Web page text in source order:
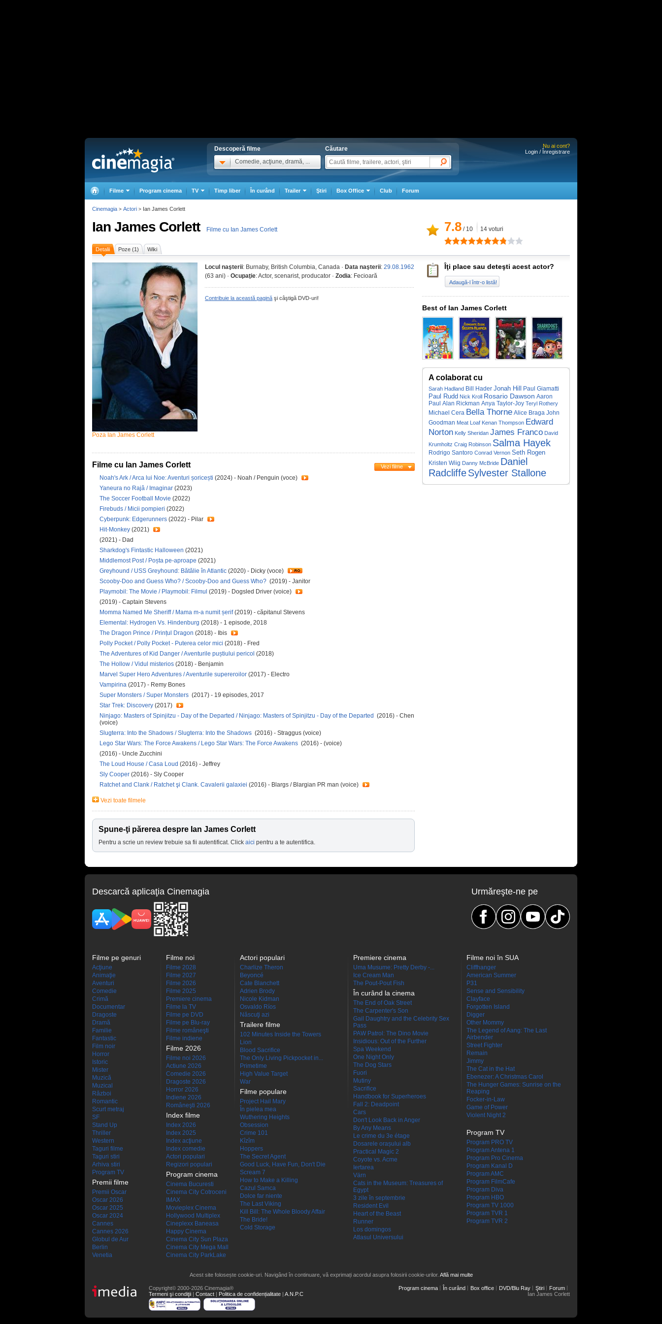
Descoperă filme
Comedie, acţiune, dramă, ...
Căutare
Nu ai cont?
Login / Înregistrare
Filme Program cinema TV Timp liber În curând Trailer Ştiri Box Office Club Forum
Ian James Corlett Filme cu Ian James Corlett 7.8 / 10 14 voturi
Detalii Poze (1) Wiki
Poza Ian James Corlett
Locul naşterii: Burnaby, British Columbia, Canada · Data naşterii: 29.08.1962
(63 ani) · Ocupaţie: Actor, scenarist, producator · Zodia: Fecioară
Contribuie la această pagină şi câştigă DVD-uri!
Filme cu Ian James Corlett Vezi filme
Noah's Ark / Arca lui Noe: Aventuri șoricești (2024) - Noah / Penguin (voce)
Yaneura no Rajâ / Imaginar (2023)
The Soccer Football Movie (2022)
Firebuds / Micii pompieri (2022)
Cyberpunk: Edgerunners (2022) - Pilar
Hit-Monkey (2021)
(2021) - Dad
Sharkdog's Fintastic Halloween (2021)
Middlemost Post / Poșta pe-aproape (2021)
Greyhound / USS Greyhound: Bătălie în Atlantic (2020) - Dicky (voce)
Scooby-Doo and Guess Who? / Scooby-Doo and Guess Who? (2019) - Janitor
Playmobil: The Movie / Playmobil: Filmul (2019) - Dogsled Driver (voice)
(2019) - Captain Stevens
Momma Named Me Sheriff / Mama m-a numit șerif(2019) - căpitanul Stevens
Elemental: Hydrogen Vs. Hindenburg (2018) - 1 episode, 2018
The Dragon Prince / Prințul Dragon (2018) - Ibis
Polly Pocket / Polly Pocket - Puterea celor mici (2018) - Fred
The Adventures of Kid Danger / Aventurile puștiului pericol (2018)
The Hollow / Vidul misterios (2018) - Benjamin
Marvel Super Hero Adventures / Aventurile supereroilor (2017) - Electro
Vampirina (2017) - Remy Bones
Super Monsters / Super Monsters (2017) - 19 episodes, 2017
Star Trek: Discovery (2017)
Ninjago: Masters of Spinjitzu - Day of the Departed / Ninjago: Masters of Spinjitzu - Day of the Departed (2016) - Chen
(voice)
Slugterra: Into the Shadows / Slugterra: Into the Shadows (2016) - Straggus (voice)
Lego Star Wars: The Force Awakens / Lego Star Wars: The Force Awakens (2016) - (voice)
(2016) - Uncle Zucchini
The Loud House / Casa Loud (2016) - Jeffrey
Sly Cooper (2016) - Sly Cooper
Ratchet and Clank / Ratchet şi Clank. Cavalerii galaxiei (2016) - Blargs / Blargian PR man (voice)
Vezi toate filmele
Spune-ţi părerea despre Ian James Corlett
Pentru a scrie un review trebuie sa fii autentificat. Click aici pentru a te autentifica.
Îţi place sau deteşti acest actor?
Adaugă-l într-o listă!
Best of Ian James Corlett
A colaborat cu
Sarah Hadland Bill Hader Jonah Hill Paul Giamatti
Paul Rudd Nick Kroll Rosario Dawson Aaron
Paul Alan Rickman Anya Taylor-Joy Teryl Rothery
Michael Cera Bella Thorne Alice Braga John
Goodman Meat Loaf Kenan Thompson Edward
Norton Kelly Sheridan James Franco David
Krumholtz Craig Robinson Salma Hayek
Rodrigo Santoro Conrad Vernon Seth Rogen
Kristen Wiig Danny McBride Daniel
RadcliffeSylvester Stallone
Cinemagia > Actori > Ian James Corlett
Descarcă aplicaţia Cinemagia Urmăreşte-ne pe
Filme pe genuri
Acţiune
Animaţie
Aventuri
Comedie
Crimă
Documentar
Dragoste
Dramă
Familie
Fantastic
Film noir
Horror
Istoric
Mister
Muzică
Muzical
Război
Romantic
Scurt metraj
SF
Stand Up
Thriller
Western
Taguri filme
Taguri stiri
Arhiva stiri
Program TV
Premii filme
Premii Oscar
Oscar 2026
Oscar 2025
Oscar 2024
Cannes
Cannes 2026
Globul de Aur
Berlin
Venetia
Filme noi
Filme 2028
Filme 2027
Filme 2026
Filme 2025
Premiere cinema
Filme la TV
Filme pe DVD
Filme pe Blu-ray
Filme româneşti
Filme indiene
Filme 2026
Filme noi 2026
Actiune 2026
Comedie 2026
Dragoste 2026
Horror 2026
Indiene 2026
Româneşti 2026
Index filme
Index 2026
Index 2025
Index acţiune
Index comedie
Actori populari
Regizori populari
Program cinema
Cinema Bucuresti
Cinema City Cotroceni
IMAX
Movieplex Cinema
Hollywood Multiplex
Cineplexx Baneasa
Happy Cinema
Cinema City Sun Plaza
Cinema City Mega Mall
Cinema City ParkLake
Actori populari
Charlize Theron
Beyoncé
Cate Blanchett
Adrien Brody
Nicole Kidman
Osvaldo Ríos
Născuţi azi
Trailere filme
102 Minutes Inside the Towers
Lion
Blood Sacrifice
The Only Living Pickpocket in...
Primetime
High Value Target
War
Filme populare
Project Hail Mary
În pielea mea
Wuthering Heights
Obsession
Crime 101
Kîzîm
Hoppers
The Secret Agent
Good Luck, Have Fun, Don't Die
Scream 7
How to Make a Killing
Cazul Samca
Dolce far niente
The Last Viking
Kill Bill: The Whole Bloody Affair
The Bride!
Cold Storage
Premiere cinema
Uma Musume: Pretty Derby -...
Ice Cream Man
The Pout-Pout Fish
În curând la cinema
The End of Oak Street
The Carpenter's Son
Gail Daughtry and the Celebrity Sex
Pass
PAW Patrol: The Dino Movie
Insidious: Out of the Further
Spa Weekend
One Night Only
The Dog Stars
Fuori
Mutiny
Sacrifice
Handbook for Superheroes
Fall 2: Deadpoint
Cars
Don't Look Back in Anger
By Any Means
Le crime du 3e étage
Dosarele orașului alb
Practical Magic 2
Coyote vs. Acme
Iertarea
Värn
Cats in the Museum: Treasures of
Egypt
3 zile în septembrie
Resident Evil
Heart of the Beast
Runner
Los domingos
Atlasul Universului
Filme noi în SUA
Cliffhanger
American Summer
P31
Sense and Sensibility
Clayface
Forgotten Island
Digger
Other Mommy
The Legend of Aang: The Last
Airbender
Street Fighter
Remain
Jimmy
The Cat in the Hat
Ebenezer: A Christmas Carol
The Hunger Games: Sunrise on the
Reaping
Focker-in-Law
Game of Power
Violent Night 2
Program TV
Program PRO TV
Program Antena 1
Program Pro Cinema
Program Kanal D
Program AMC
Program FilmCafe
Program Diva
Program HBO
Program TV 1000
Program TVR 1
Program TVR 2
Acest site folosește cookie-uri. Navigând în continuare, vă exprimați acordul asupra folosirii cookie-urilor. Află mai multe
Copyright© 2000-2026 Cinemagia®
Termeni şi condiţii
Contact Politica de confidențialitate A.N.P.C
Program cinema În curând Box office DVD/Blu Ray Ştiri
Forum
Ian James Corlett